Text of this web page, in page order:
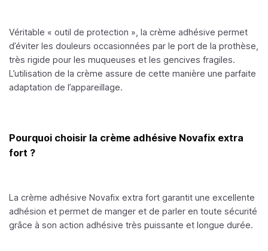
Véritable « outil de protection », la crème adhésive permet
d’éviter les douleurs occasionnées par le port de la prothèse,
très rigide pour les muqueuses et les gencives fragiles.
L’utilisation de la crème assure de cette manière une parfaite
adaptation de l’appareillage.
Pourquoi choisir la crème adhésive Novafix extra
fort ?
La crème adhésive Novafix extra fort garantit une excellente
adhésion et permet de manger et de parler en toute sécurité
grâce à son action adhésive très puissante et longue durée.